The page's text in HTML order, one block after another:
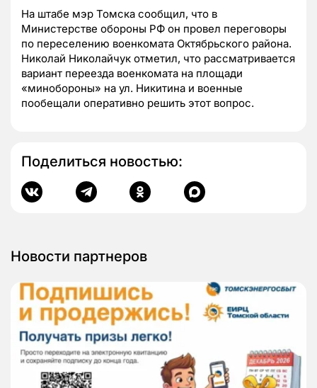
На штабе мэр Томска сообщил, что в
Министерстве обороны РФ он провел переговоры
по переселению военкомата Октябрьского района.
Николай Николайчук отметил, что рассматривается
вариант переезда военкомата на площади
«минобороны» на ул. Никитина и военные
пообещали оперативно решить этот вопрос.
Поделиться новостью:
Новости партнеров